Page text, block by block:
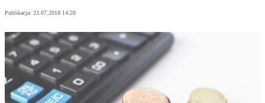
Publikacja: 23.07.2018 14:28